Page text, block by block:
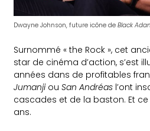
Dwayne Johnson, future icône de Black
Surnommé « the Rock », cet
star de cinéma d’action, s’est
années dans de profitables
JumanjiouSan Andréas l’ont
cascades et de la baston. Et
ans.